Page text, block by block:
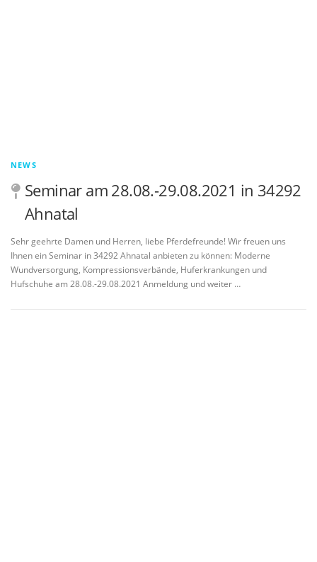
NEWS
Seminar am 28.08.-29.08.2021 in 34292
Ahnatal
Sehr geehrte Damen und Herren, liebe Pferdefreunde! Wir freuen uns
Ihnen ein Seminar in 34292 Ahnatal anbieten zu können: Moderne
Wundversorgung, Kompressionsverbände, Huferkrankungen und
Hufschuhe am 28.08.-29.08.2021 Anmeldung und weiter …